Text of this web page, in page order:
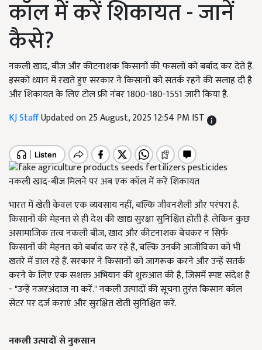
कॉल में करें शिकायत - जानें
कैसे?
नकली खाद, बीज और कीटनाशक किसानों की फसलों को बर्बाद कर देते हैं.
इसको ध्यान में रखते हुए सरकार ने किसानों को सतर्क रहने की सलाह दी है
और शिकायत के लिए टोल फ्री नंबर 1800-180-1551 जारी किया है.
KJ StaffUpdated on 25 August, 2025 12:54 PM IST
नकली खाद-बीज मिलने पर अब एक कॉल में करें शिकायत
भारत में खेती केवल एक व्यवसाय नहीं, बल्कि जीवनशैली और परंपरा है.
किसानों की मेहनत से ही देश की खाद्य सुरक्षा सुनिश्चित होती है. लेकिन कुछ
असामाजिक तत्व नकली बीज, खाद और कीटनाशक बेचकर न सिर्फ
किसानों की मेहनत को बर्बाद कर रहे हैं, बल्कि उनकी आजीविका को भी
खतरे में डाल रहे हैं. सरकार ने किसानों को जागरूक करने और उन्हें सतर्क
करने के लिए एक सशक्त अभियान की शुरुआत की है, जिसमें स्पष्ट संदेश है
- "उन्हें नजरअंदाज ना करें." नकली उत्पादों की सूचना तुरंत किसान कॉल
सेंटर पर दर्ज कराएं और सुरक्षित खेती सुनिश्चित करें.
नकली उत्पादों से नुकसान